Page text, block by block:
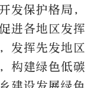
发保护格局，
进各地区发挥
发挥先发地区
构建绿色低碳